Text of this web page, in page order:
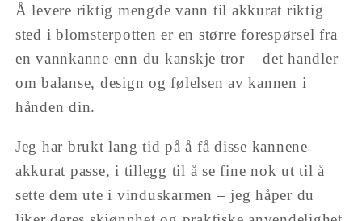
for
{{
produkt
}}&quot;
(Watering
can)
Å levere riktig mengde vann til akkurat riktig
sted i blomsterpotten er en større forespørsel fra
en vannkanne enn du kanskje tror – det handler
om balanse, design og følelsen av kannen i
hånden din.
Jeg har brukt lang tid på å få disse kannene
akkurat passe, i tillegg til å se fine nok ut til å
sette dem ute i vinduskarmen – jeg håper du